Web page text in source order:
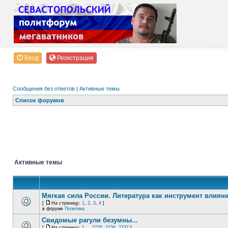
Вход Регистрация
Сообщения без ответов | Активные темы
Список форумов
Активные темы
Мягкая сила России. Литература как инструмент
[ На страницу: 1, 2, 3, 4 ]
в форуме Политика
Свидомые рагули безумны...